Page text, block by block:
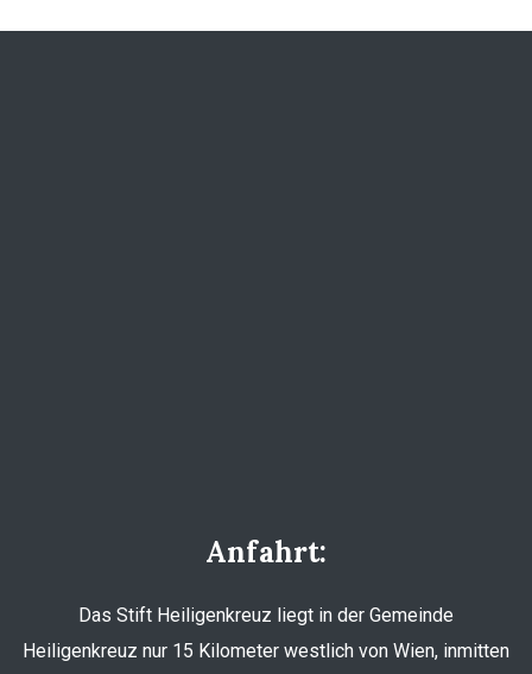
Anfahrt:
Das Stift Heiligenkreuz liegt in der Gemeinde
Heiligenkreuz nur 15 Kilometer westlich von Wien, inmitten